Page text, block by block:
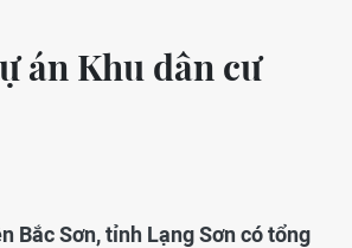
án Khu dân cư
Bắc Sơn, tỉnh Lạng Sơn có tổng